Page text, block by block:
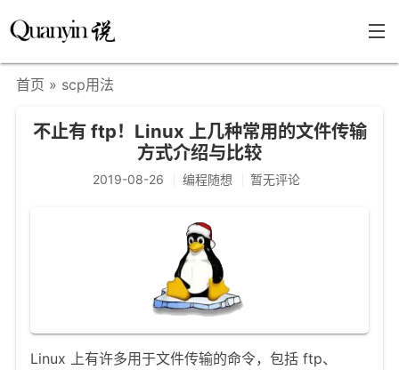
文章分类
瞎说杂谈
精华荟萃
福利共享
其他页面
关于
首页 » scp用法
不止有 ftp！Linux 上几种常用的文件传输
方式介绍与比较
2019-08-26 编程随想 暂无评论
Linux 上有许多用于文件传输的命令，包括 ftp、